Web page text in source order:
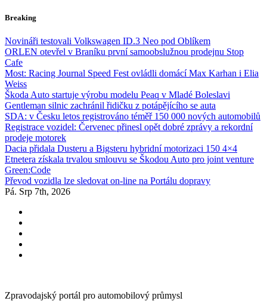
Skip
content
Breaking
Novináři testovali Volkswagen ID.3 Neo pod Oblíkem
ORLEN otevřel v Braníku první samoobslužnou prodejnu Stop
Cafe
Most: Racing Journal Speed Fest ovládli domácí Max Karhan i Elia
Weiss
Škoda Auto startuje výrobu modelu Peaq v Mladé Boleslavi
Gentleman silnic zachránil řidičku z potápějícího se auta
SDA: v Česku letos registrováno téměř 150 000 nových automobilů
Registrace vozidel: Červenec přinesl opět dobré zprávy a rekordní
prodeje motorek
Dacia přidala Dusteru a Bigsteru hybridní motorizaci 150 4×4
Etnetera získala trvalou smlouvu se Škodou Auto pro joint venture
Green:Code
Převod vozidla lze sledovat on-line na Portálu dopravy
Pá. Srp 7th, 2026
Zpravodajský portál pro automobilový průmysl